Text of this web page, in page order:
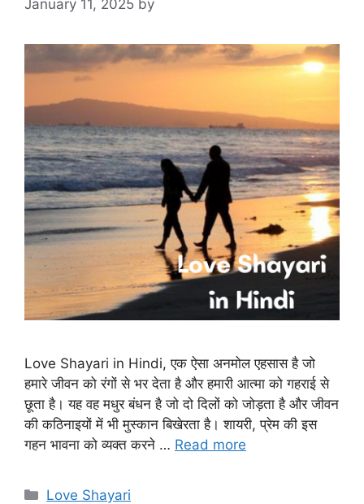
January 11, 2025 by
Love Shayari in Hindi, एक ऐसा अनमोल एहसास है जो
हमारे जीवन को रंगों से भर देता है और हमारी आत्मा को गहराई से
छूता है। यह वह मधुर बंधन है जो दो दिलों को जोड़ता है और जीवन
की कठिनाइयों में भी मुस्कान बिखेरता है। शायरी, प्रेम की इस
गहन भावना को व्यक्त करने … Read more
Categories
Love Shayari